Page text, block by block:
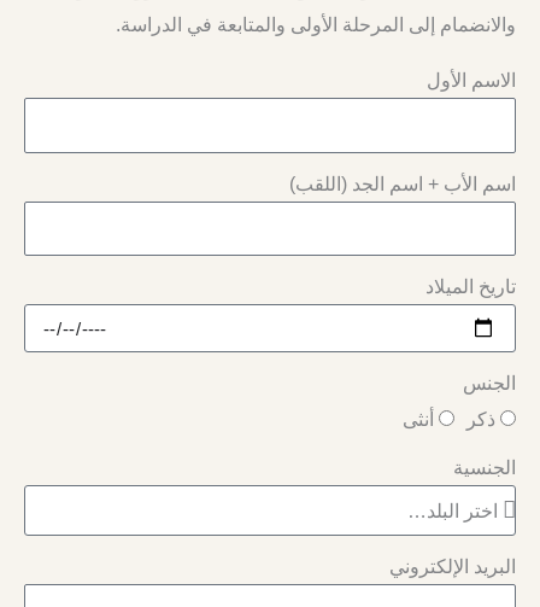
والانضمام إلى المرحلة الأولى والمتابعة في الدراسة.
الاسم الأول
اسم الأب + اسم الجد (اللقب)
تاريخ الميلاد
الجنس
ذكر
أنثى
الجنسية
البريد الإلكتروني